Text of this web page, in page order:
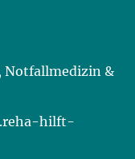
Notfallmedizin &
hilft-